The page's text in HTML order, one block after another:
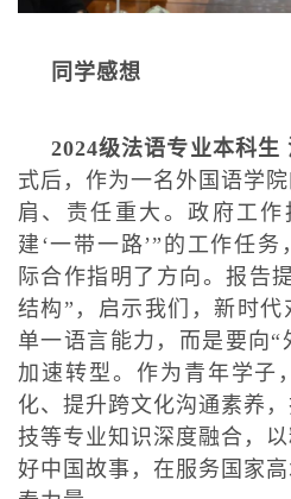
同学感想
2024级法语专业本科生
式后，作为一名外国语学
肩、责任重大。政府工
建‘一带一路’”的工作任
际合作指明了方向。报告
结构”，启示我们，新时
单一语言能力，而是要向“
加速转型。作为青年学子
化、提升跨文化沟通素养
技等专业知识深度融合，
好中国故事，在服务国家